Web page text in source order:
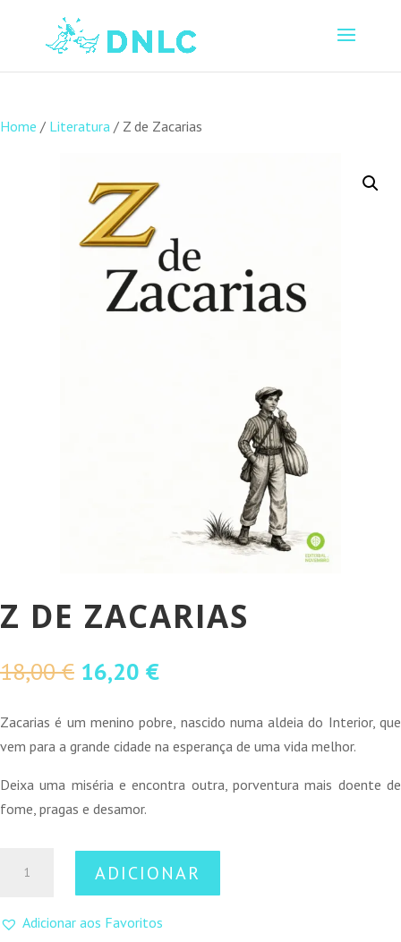
Home / Literatura / Z de Zacarias
Z DE ZACARIAS
18,00€ O
original
era:
16,20 €O
atual
é:
Zacarias é um menino pobre, nascido numa aldeia do Interior, que
vem para a grande cidade na esperança de uma vida melhor.
Deixa uma miséria e encontra outra, porventura mais doente de
fome, pragas e desamor.
de
ADICIONAR
Adicionar aos Favoritos